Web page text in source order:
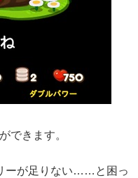
できます。
ーが足りない……と困っ